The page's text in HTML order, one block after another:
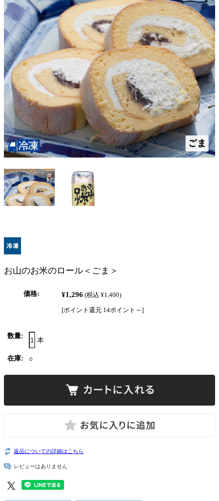
お山のお米のロール＜ごま＞
価格: ¥1,296 (税込 ¥1,400)
[ポイント還元 14ポイント～]
数量:
本
在庫: ○
返品についての詳細はこちら
レビューはありません